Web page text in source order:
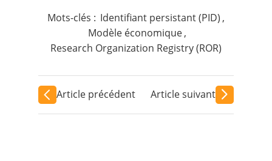
Mots-clés : Identifiant persistant (PID) ,
Modèle économique ,
Research Organization Registry (ROR)
Article précédent Article suivant